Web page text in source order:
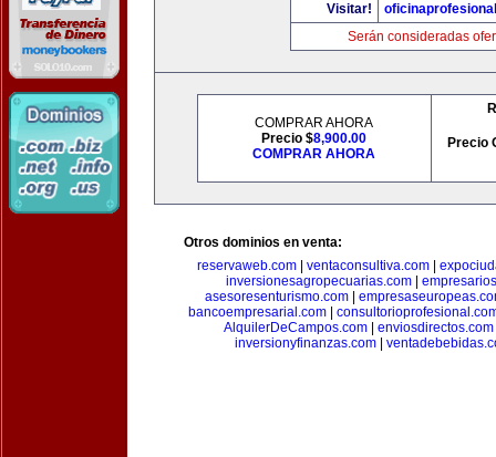
Visitar!
Serán consideradas
COMPRAR AHORA
Precio $8,900.00
COMPRAR AHORA
Precio
Otros dominios en venta:
reservaweb.com| ventaconsultiva.com|
inversionesagropecuarias.com
asesoresenturismo.com|
bancoempresarial.com
AlquilerDeCampos.com
enviosdirectos.com
inversionyfinanzas.com|